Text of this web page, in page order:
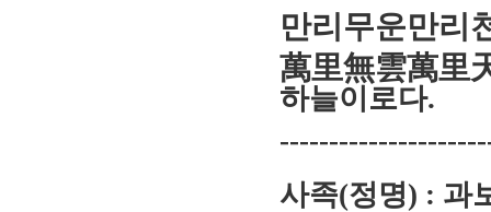
만리무운만리
萬里無雲
하늘이로다.
사족(정명) : 과